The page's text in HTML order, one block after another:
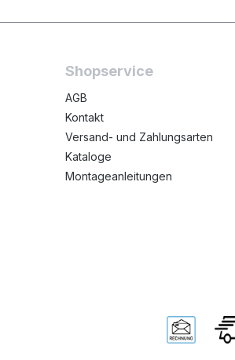
Shopservice
AGB
Kontakt
Versand- und Zahlungsarten
Kataloge
Montageanleitungen